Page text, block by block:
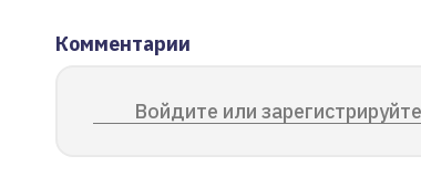
Комментарии
Войдите или